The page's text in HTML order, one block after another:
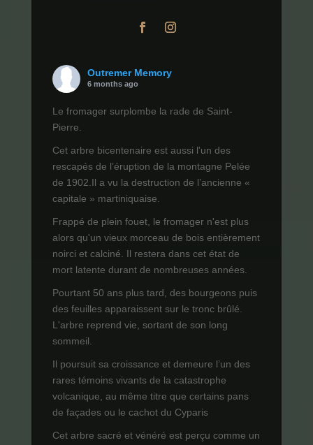
Outremer Memory
6 months ago
Le fromager surplombe la rade de Saint-
Pierre.
Cet arbre bicentenaire est aussi l'un des
rescapés de l’éruption de la montagne Pelée
de 1902.Il a vu la destruction de l’ancienne «
capitale » martiniquaise.
Frappé de plein fouet, le fromager n'est plus
alors qu'un vieux morceau de bois entièrement
noirci et calciné. Il restera dans cet état de
mort latente durant de nombreuses années.
Pourtant 50 ans plus tard, des bourgeons puis
des feuilles apparaissent sur le tronc brûlé.
L'arbre reprend vie, sortant de son long
sommeil.
Il poursuit sa croissance et demeure l’un des
rares témoins vivants de la catastrophe
volcanique, au même titre que certains pans
de façades ou le cachot du Cyparis
Cet arbre sacré et vénéré est perçu comme un